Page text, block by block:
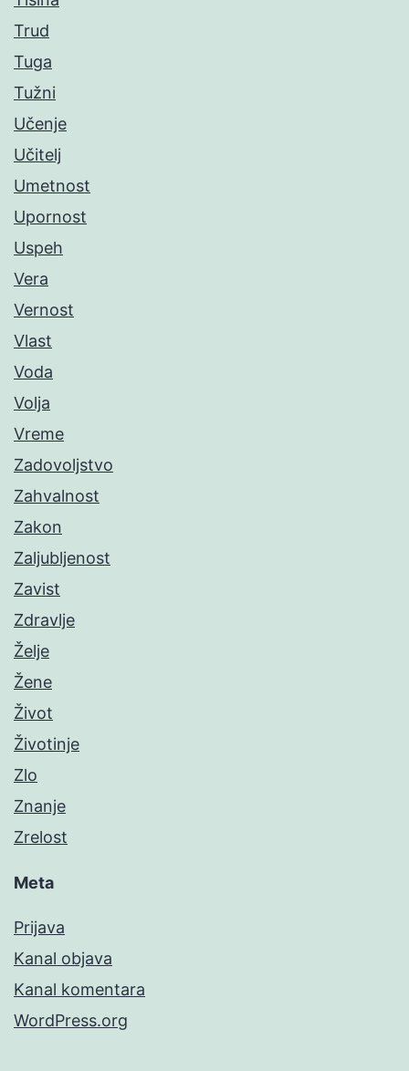
Trud
Tuga
Tužni
Učenje
Učitelj
Umetnost
Upornost
Uspeh
Vera
Vernost
Vlast
Voda
Volja
Vreme
Zadovoljstvo
Zahvalnost
Zakon
Zaljubljenost
Zavist
Zdravlje
Želje
Žene
Život
Životinje
Zlo
Znanje
Zrelost
Meta
Prijava
Kanal objava
Kanal komentara
WordPress.org